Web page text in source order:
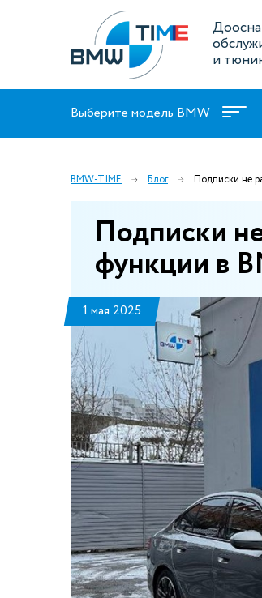
и
Выберите модель BMW
BMW-TIME Блог Подписки не
Подписки
функции в
1 мая 2025